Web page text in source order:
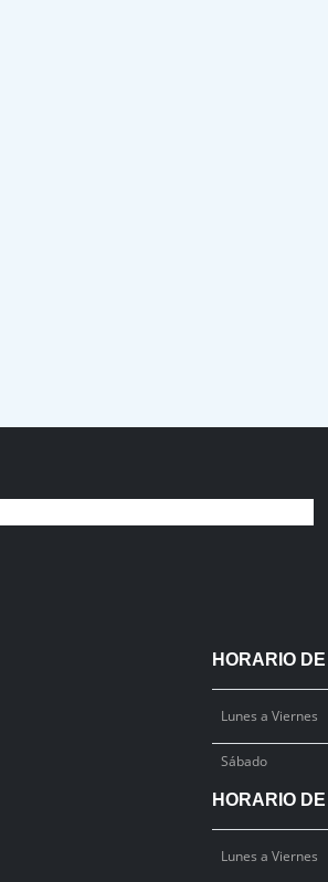
HORARIO
Lunes a Viernes
Sábado
HORARIO
Lunes a Viernes